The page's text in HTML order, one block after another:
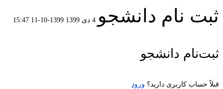
ثبت نام دانشجو 4 دی 1399 1399-10-11 15:47
ثبت
نام
ثبت‌نام دانشجو
قبلاً حساب کاربری دارید؟ ورود